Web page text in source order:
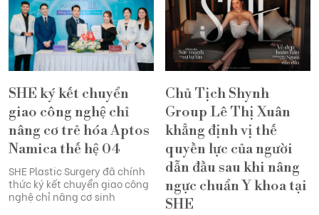
SHE ký kết chuyển
giao công nghệ chỉ
nâng cơ trẻ hóa Aptos
Namica thế hệ 04
SHE Plastic Surgery đã chính
thức ký kết chuyển giao công
nghệ chỉ nâng cơ sinh
Chủ Tịch Shynh
Group Lê Thị Xuân
khẳng định vị thế
quyền lực của người
dẫn đầu sau khi nâng
ngực chuẩn Y khoa tại
SHE